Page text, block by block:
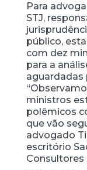
Para
STJ,
público,
com dez
para a
aguardadas
ministros
polêmicos
que vão
advogado
escritório
Consultores